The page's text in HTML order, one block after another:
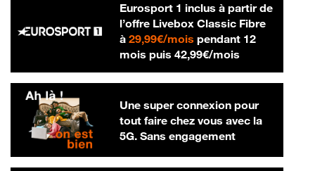
Eurosport 1 inclus à partir de
l’offre Livebox Classic Fibre
à 29,99€/mois29,99 € par mois
pendant 12
mois puis 42,99€/mois42,99 € par
Une super connexion pour
tout faire chez vous avec la
5G. Sans engagement